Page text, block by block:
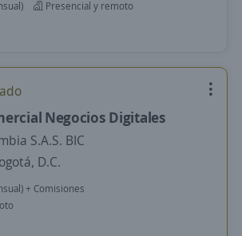
Presencial y remoto
Negocios Digitales
S.A.S. BIC
D.C.
+ Comisiones